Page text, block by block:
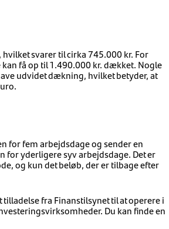
svarer til cirka 745.000 kr. For
få op til 1.490.000 kr. dækket. Nogle
udvidet dækning, hvilket betyder, at
for fem arbejdsdage og sender en
yderligere syv arbejdsdage. Det er
og kun det beløb, der er tilbage efter
fra Finanstilsynet til at operere i
Du kan finde en